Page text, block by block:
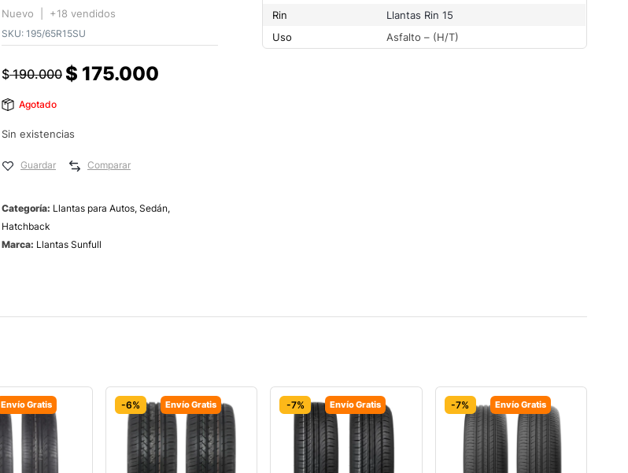
Nuevo | +18 vendidos
SKU: 195/65R15SU
$190.000 $ 175.000
Agotado
Sin existencias
Guardar Comparar
Categoría: Llantas para Autos, Sedán,
Hatchback
Marca: Llantas Sunfull
Rin
Llantas Rin 15
Uso
Asfalto – (H/T)
Envío Gratis -6% Envío Gratis -7% Envío Gratis -7% Envío Gratis